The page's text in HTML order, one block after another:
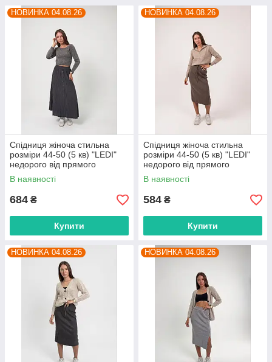
НОВИНКА 04.08.26
Спідниця жіноча стильна
розміри 44-50 (5 кв) "LEDI"
недорого від прямого
постачальника
В наявності
684 ₴
Купити
НОВИНКА 04.08.26
Спідниця жіноча стильна
розміри 44-50 (5 кв) "LEDI"
недорого від прямого
постачальника
В наявності
584 ₴
Купити
НОВИНКА 04.08.26 НОВИНКА 04.08.26